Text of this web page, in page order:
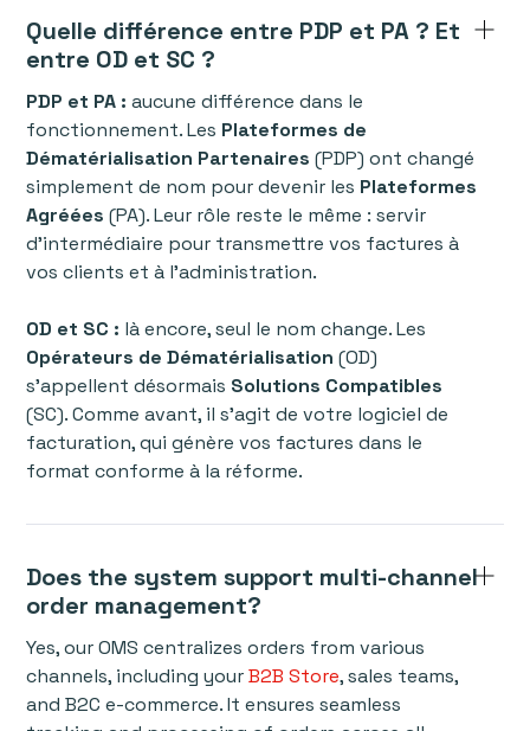
Quelle différence entre PDP et PA ? Et
entre OD et SC ?
PDP et PA :aucune différence dans le
fonctionnement. Les Plateformes de
Dématérialisation Partenaires (PDP) ont changé
simplement de nom pour devenir les Plateformes
Agréées (PA). Leur rôle reste le même : servir
d’intermédiaire pour transmettre vos factures à
vos clients et à l’administration.
OD et SC : là encore, seul le nom change. Les
Opérateurs de Dématérialisation (OD)
s’appellent désormais Solutions Compatibles
(SC). Comme avant, il s’agit de votre logiciel de
facturation, qui génère vos factures dans le
format conforme à la réforme.
Does the system support multi-channel
order management?
Yes, our OMS centralizes orders from various
channels, including yourB2B Store, sales teams,
and B2C e-commerce. It ensures seamless